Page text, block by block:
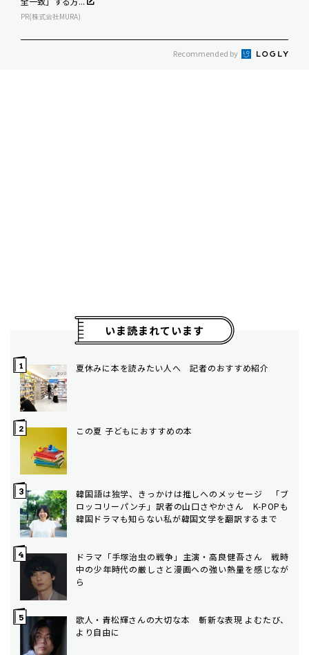
PR(株式会社MURA)
Recommended by
いま読まれています
夏休みに本を読みたい人へ 記者のおすすめ紹介
この夏 子どもにおすすめの本
韓国語は独学、きっかけは推しへのメッセージ 「ブ
ロッコリーパンチ」訳者の山口さやかさん K-POPも
韓国ドラマも知らない私が韓国文学を翻訳するまで
ドラマ「手塚治虫の戦争」主演・高良健吾さん 戦時
中の少年時代の厳しさと漫画への強い熱量を感じなが
ら
歌人・青松輝さんの大切な本 斬新な表現 よむたび、
より自由に